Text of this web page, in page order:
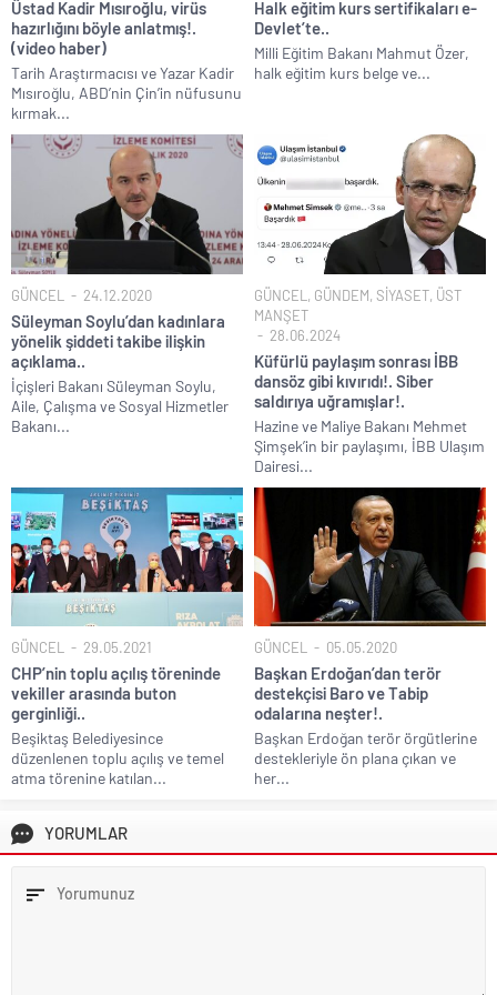
Üstad Kadir Mısıroğlu, virüs
hazırlığını böyle anlatmış!.
(video haber)
Tarih Araştırmacısı ve Yazar Kadir
Mısıroğlu, ABD’nin Çin’in nüfusunu
kırmak...
Halk eğitim kurs sertifikaları e-
Devlet’te..
Milli Eğitim Bakanı Mahmut Özer,
halk eğitim kurs belge ve...
GÜNCEL 24.12.2020
Süleyman Soylu’dan kadınlara
yönelik şiddeti takibe ilişkin
açıklama..
İçişleri Bakanı Süleyman Soylu,
Aile, Çalışma ve Sosyal Hizmetler
Bakanı...
GÜNCEL , GÜNDEM, SİYASET, ÜST
MANŞET
28.06.2024
Küfürlü paylaşım sonrası İBB
dansöz gibi kıvırıdı!. Siber
saldırıya uğramışlar!.
Hazine ve Maliye Bakanı Mehmet
Şimşek’in bir paylaşımı, İBB Ulaşım
Dairesi...
GÜNCEL 29.05.2021
CHP’nin toplu açılış töreninde
vekiller arasında buton
gerginliği..
Beşiktaş Belediyesince
düzenlenen toplu açılış ve temel
atma törenine katılan...
GÜNCEL 05.05.2020
Başkan Erdoğan’dan terör
destekçisi Baro ve Tabip
odalarına neşter!.
Başkan Erdoğan terör örgütlerine
destekleriyle ön plana çıkan ve
her...
YORUMLAR